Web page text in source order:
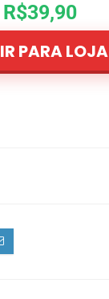
R$39,90
IR PARA LOJA